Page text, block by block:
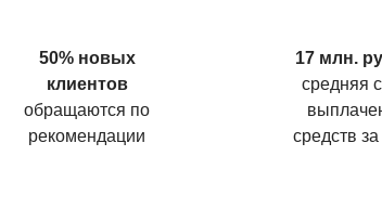
50% новых
клиентов
обращаются по
рекомендации
17 млн.
средняя
средств